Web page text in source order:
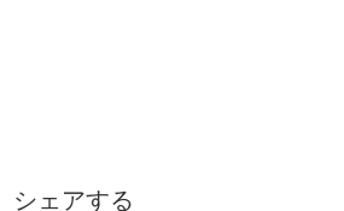
シェアする